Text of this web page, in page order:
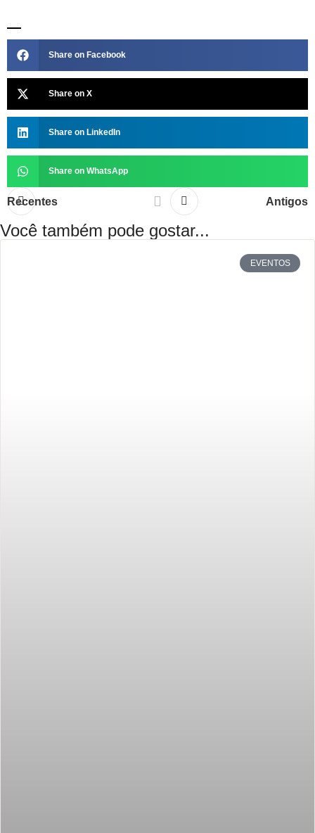
Share on Facebook
Share on X
Share on LinkedIn
Share on WhatsApp
Recentes Antigos
Você também pode gostar...
EVENTOS